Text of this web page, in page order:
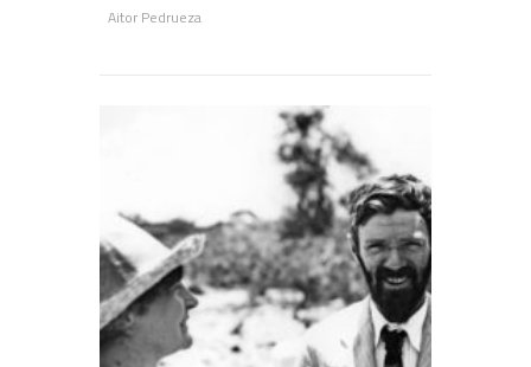
Aitor Pedrueza